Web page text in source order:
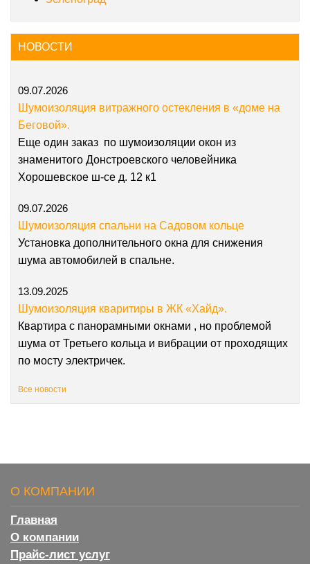
НОВОСТИ
09.07.2026
Шумоизоляция витражного остекления в «доме на
Беговой».
Еще один заказ по шумоизоляции окон из
знаменитого Донстроевского человейника
Хорошевское ш-се д. 12 к1
09.07.2026
Шумоизоляция спальни на Садовом кольце
Установка дополнительного окна для снижения
шума автомобилей в спальне.
13.09.2025
Шумоизоляция кваритиры в ЖК «Хайд».
Квартира с панорамными окнами , но проблемой
шума от Третьего кольца и вибрации от проходящих
по мосту электричек.
Все новости
О КОМПАНИИ
Главная
О компании
Прайс-лист услуг